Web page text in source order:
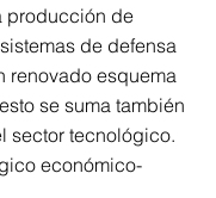
producción de
de defensa
renovado esquema
se suma también
sector tecnológico.
económico-